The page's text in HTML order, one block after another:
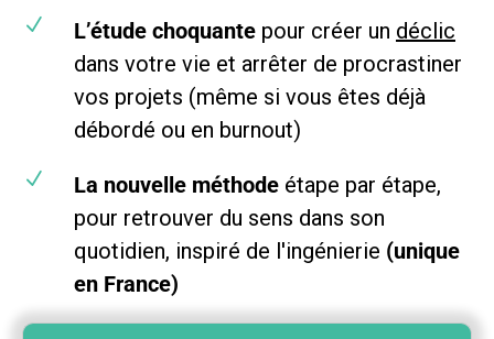
N L’étude choquante pour créer un déclic
dans votre vie et arrêter de procrastiner
vos projets (même si vous êtes déjà
débordé ou en burnout)
N La nouvelle méthode étape par étape,
pour retrouver du sens dans son
quotidien, inspiré de l'ingénierie (unique
en France)